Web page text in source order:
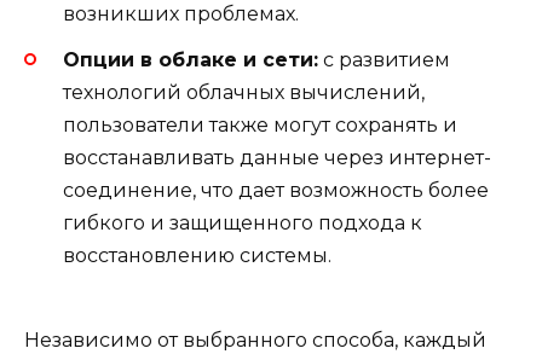
возникших проблемах.
Опции в облаке и сети: с развитием
технологий облачных вычислений,
пользователи также могут сохранять и
восстанавливать данные через интернет-
соединение, что дает возможность более
гибкого и защищенного подхода к
восстановлению системы.
Независимо от выбранного способа, каждый